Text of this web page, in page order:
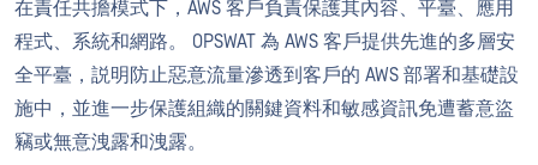
在責任共擔模式下，AWS 客戶負責保護其內容、平臺、應用
程式、系統和網路。 OPSWAT 為 AWS 客戶提供先進的多層安
全平臺，説明防止惡意流量滲透到客戶的 AWS 部署和基礎設
施中，並進一步保護組織的關鍵資料和敏感資訊免遭蓄意盜
竊或無意洩露和洩露。